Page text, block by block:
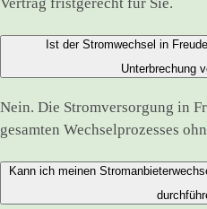
Ist der Stromwechsel in
Unterbrechung
Nein. Die Stromversorgung in
gesamten Wechselprozesses
Kann ich meinen